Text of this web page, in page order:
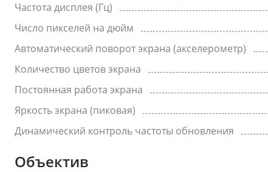
Частота дисплея (Гц)
Число пикселей на дюйм
Автоматический поворот экрана (акселерометр)
Количество цветов экрана
Постоянная работа экрана
Яркость экрана (пиковая)
Динамический контроль частоты обновления
Объектив